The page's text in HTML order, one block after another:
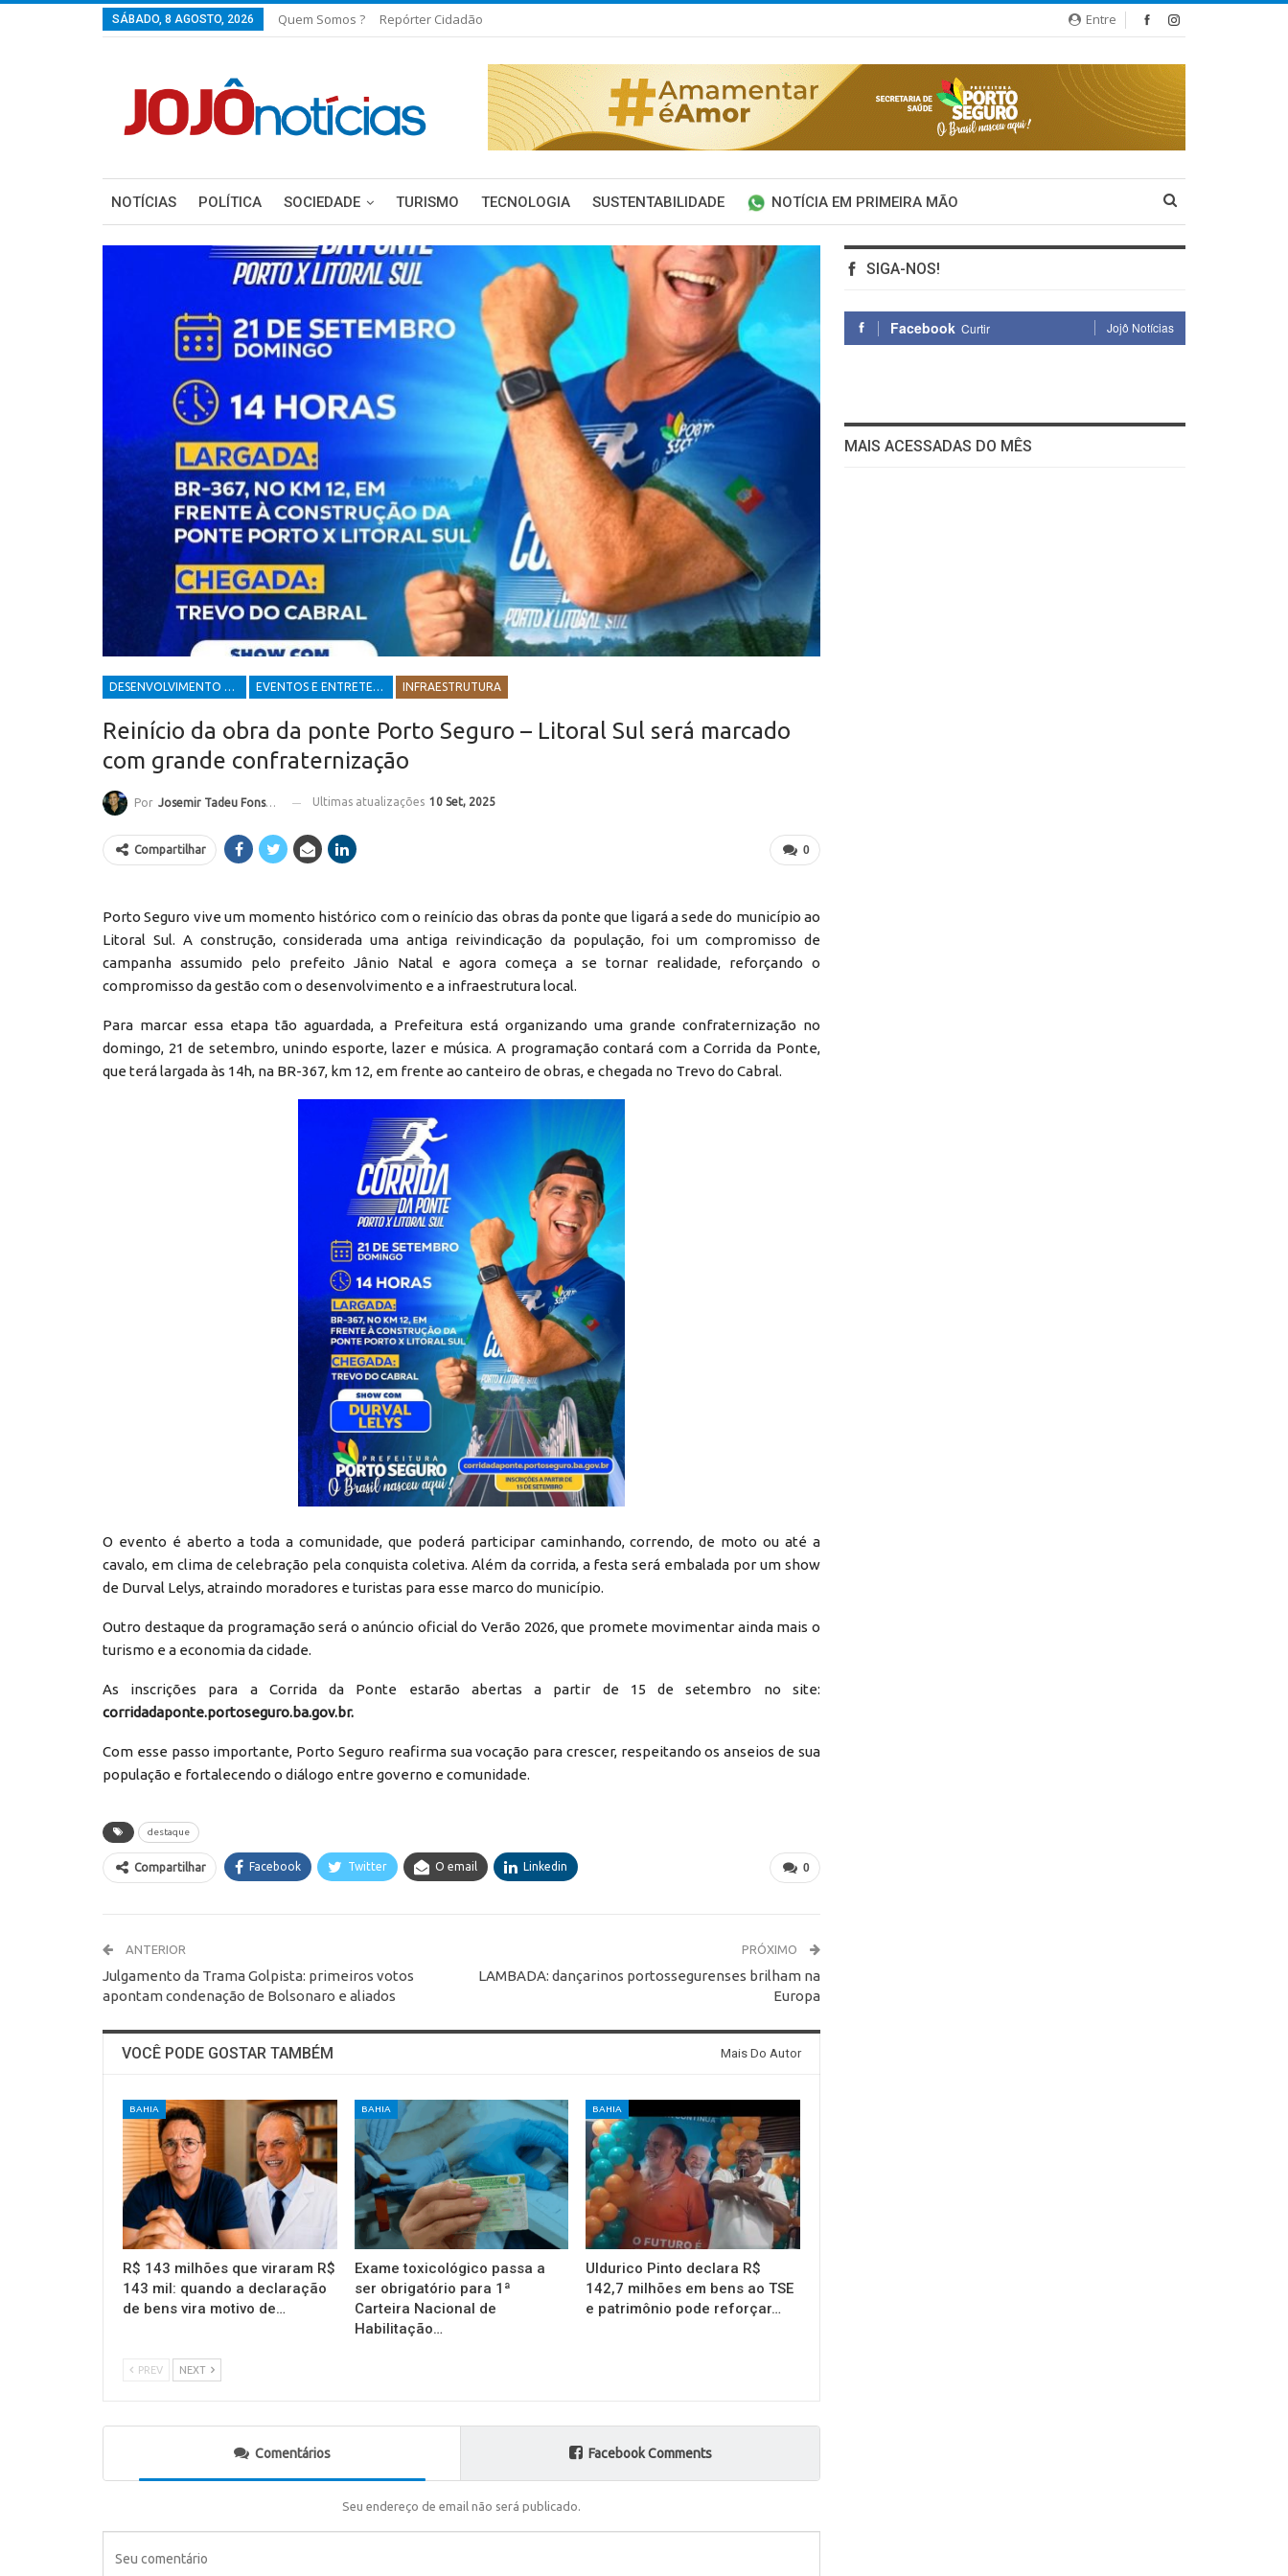
Entre
SÁBADO, 8 AGOSTO, 2026 Quem Somos ? Repórter Cidadão
NOTÍCIAS POLÍTICA SOCIEDADE TURISMO TECNOLOGIA SUSTENTABILIDADE NOTÍCIA EM PRIMEIRA MÃO
DESENVOLVIMENTO ECONÔMICO E SOCIAL EVENTOS E ENTRETENIMENTOS INFRAESTRUTURA
Reinício da obra da ponte Porto Seguro – Litoral Sul será marcado
com grande confraternização
Por Josemir Tadeu Fonseca Ultimas atualizações 10 Set, 2025
0
Compartilhar
Porto Seguro vive um momento histórico com o reinício das obras da ponte que ligará a sede do município ao
Litoral Sul. A construção, considerada uma antiga reivindicação da população, foi um compromisso de
campanha assumido pelo prefeito Jânio Natal e agora começa a se tornar realidade, reforçando o
compromisso da gestão com o desenvolvimento e a infraestrutura local.
Para marcar essa etapa tão aguardada, a Prefeitura está organizando uma grande confraternização no
domingo, 21 de setembro, unindo esporte, lazer e música. A programação contará com a Corrida da Ponte,
que terá largada às 14h, na BR-367, km 12, em frente ao canteiro de obras, e chegada no Trevo do Cabral.
O evento é aberto a toda a comunidade, que poderá participar caminhando, correndo, de moto ou até a
cavalo, em clima de celebração pela conquista coletiva. Além da corrida, a festa será embalada por um show
de Durval Lelys, atraindo moradores e turistas para esse marco do município.
Outro destaque da programação será o anúncio oficial do Verão 2026, que promete movimentar ainda mais o
turismo e a economia da cidade.
As inscrições para a Corrida da Ponte estarão abertas a partir de 15 de setembro no site:
corridadaponte.portoseguro.ba.gov.br.
Com esse passo importante, Porto Seguro reafirma sua vocação para crescer, respeitando os anseios de sua
população e fortalecendo o diálogo entre governo e comunidade.
destaque
0
Compartilhar Facebook Twitter O email Linkedin
ANTERIOR
Julgamento da Trama Golpista: primeiros votos
apontam condenação de Bolsonaro e aliados
PRÓXIMO
LAMBADA: dançarinos portossegurenses brilham na
Europa
VOCÊ PODE GOSTAR TAMBÉM Mais Do Autor
BAHIA
R$ 143 milhões que viraram R$
143 mil: quando a declaração
de bens vira motivo de…
BAHIA
Exame toxicológico passa a
ser obrigatório para 1ª
Carteira Nacional de
Habilitação…
BAHIA
Uldurico Pinto declara R$
142,7 milhões em bens ao TSE
e patrimônio pode reforçar…
PREV NEXT
Comentários Facebook Comments
Seu endereço de email não será publicado.
SIGA-NOS!
Facebook Curtir Jojô Notícias
MAIS ACESSADAS DO MÊS